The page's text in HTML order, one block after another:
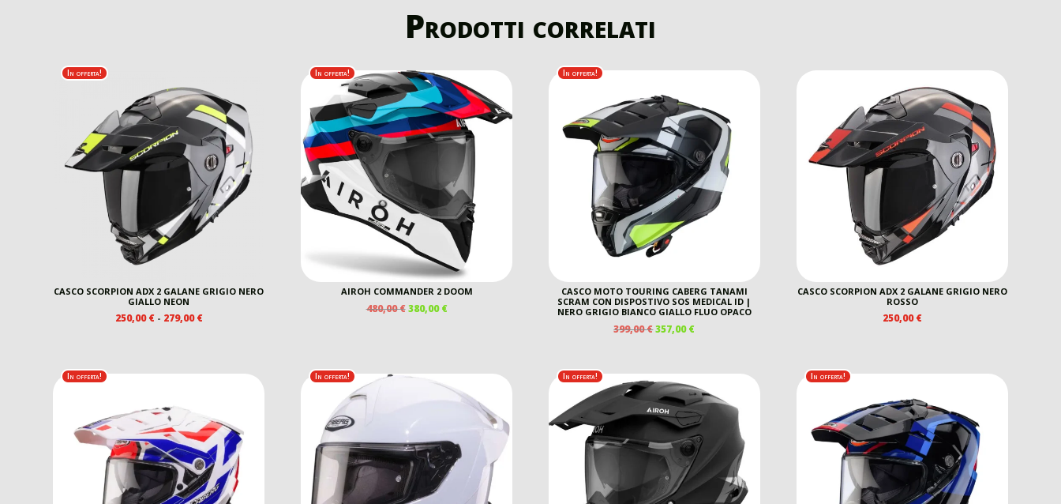
Prodotti correlati
In offerta!
CASCO SCORPION ADX 2 GALANE GRIGIO NERO
GIALLO NEON
250,00€ - 279,00€FASCIA
250,00 €
In offerta!
AIROH COMMANDER 2 DOOM
480,00€ IL
380,00€IL
In offerta!
CASCO MOTO TOURING CABERG TANAMI
SCRAM CON DISPOSTIVO SOS MEDICAL ID |
NERO GRIGIO BIANCO GIALLO FLUO OPACO
399,00€IL
399,00 €.
357,00€IL
357,00 €.
CASCO SCORPION ADX 2 GALANE GRIGIO NERO
ROSSO
250,00€
In offerta! In offerta! In offerta! In offerta!